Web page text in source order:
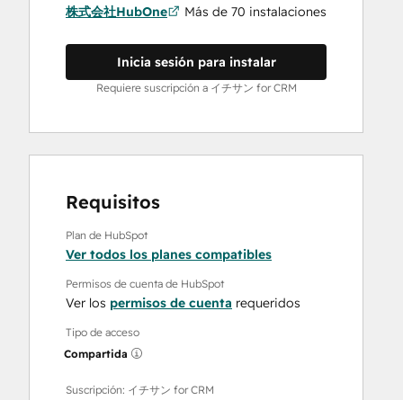
株式会社HubOne Más de 70 instalaciones
Inicia sesión para instalar
Requiere suscripción a イチサン for CRM
Requisitos
Plan de HubSpot
Ver todos los planes compatibles
Permisos de cuenta de HubSpot
Ver los permisos de cuenta requeridos
Tipo de acceso
Compartida
Suscripción: イチサン for CRM